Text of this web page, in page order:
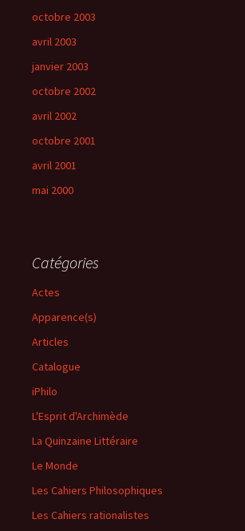
octobre 2003
avril 2003
janvier 2003
octobre 2002
avril 2002
octobre 2001
avril 2001
mai 2000
Catégories
Actes
Apparence(s)
Articles
Catalogue
iPhilo
L'Esprit d'Archimède
La Quinzaine Littéraire
Le Monde
Les Cahiers Philosophiques
Les Cahiers rationalistes